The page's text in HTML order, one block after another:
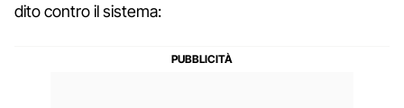
dito contro il sistema: